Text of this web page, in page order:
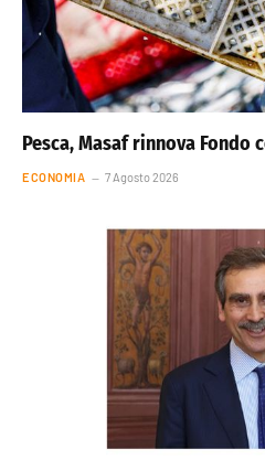
Pesca, Masaf rinnova
ECONOMIA 7 Agosto 2026